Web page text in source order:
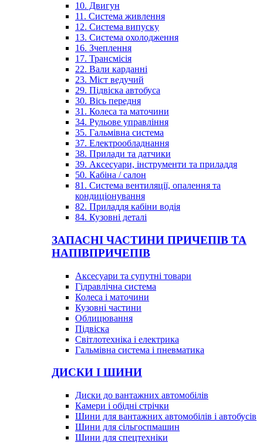
10. Двигун
11. Система живлення
12. Система випуску
13. Система охолодження
16. Зчеплення
17. Трансмісія
22. Вали карданні
23. Міст ведучий
29. Підвіска автобуса
30. Вісь передня
31. Колеса та маточини
34. Рульове управління
35. Гальмівна система
37. Електрообладнання
38. Прилади та датчики
39. Аксесуари, інструменти та приладдя
50. Кабіна / салон
81. Система вентиляції, опалення та
кондиціонування
82. Приладдя кабіни водія
84. Кузовні деталі
ЗАПАСНІ ЧАСТИНИ ПРИЧЕПІВ ТА
НАПІВПРИЧЕПІВ
Аксесуари та супутні товари
Гідравлічна система
Колеса і маточини
Кузовні частини
Облицювання
Підвіска
Світлотехніка і електрика
Гальмівна система і пневматика
ДИСКИ І ШИНИ
Диски до вантажних автомобілів
Камери і обідні стрічки
Шини для вантажних автомобілів і автобусів
Шини для сільгоспмашин
Шини для спецтехніки